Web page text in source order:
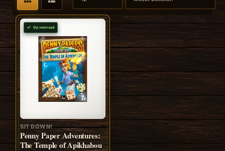
Op voorraad
SIT DOWN!
Penny Paper Adventures:
The Temple of Apikhabou